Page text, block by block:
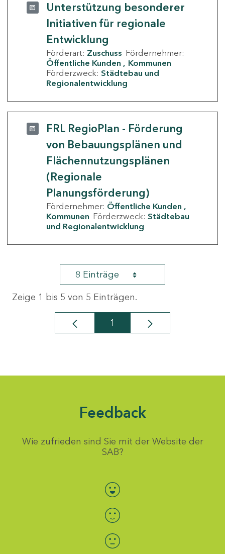
Unterstützung besonderer
Initiativen für regionale
Entwicklung
Förderart: Zuschuss Fördernehmer:
Öffentliche Kunden
Kommunen
Förderzweck: Städtebau und
Regionalentwicklung
FRL RegioPlan - Förderung
von Bebauungsplänen und
Flächennutzungsplänen
(Regionale
Planungsförderung)
Fördernehmer: Öffentliche Kunden
Kommunen Förderzweck: Städtebau
und Regionalentwicklung
8 Einträge
Zeige 1 bis 5 von 5 Einträgen.
Seite
1
Feedback
Wie zufrieden sind Sie mit der Website der
SAB?
Bewertung auswählen